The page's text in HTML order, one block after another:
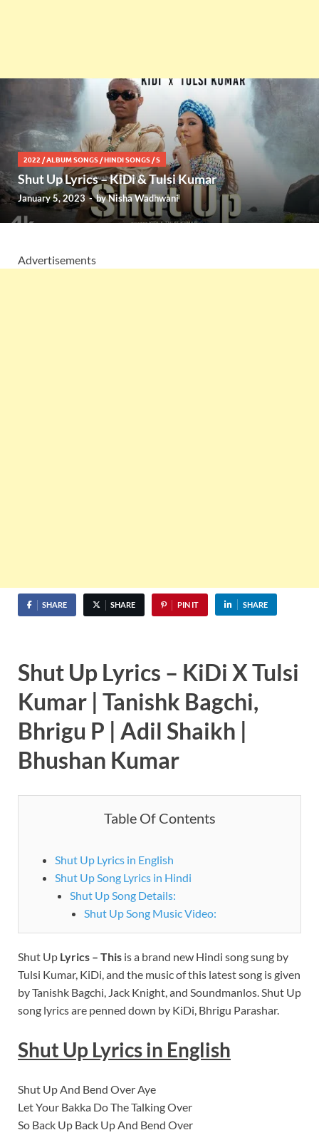
2022 /ALBUM SONGS /HINDI SONGS /S
Shut Up Lyrics – KiDi & Tulsi Kumar
January 5, 2023-byNisha Wadhwani
Advertisements
SHARE SHARE PIN IT SHARE
Shut Up Lyrics – KiDi X Tulsi
Kumar | Tanishk Bagchi,
Bhrigu P | Adil Shaikh |
Bhushan Kumar
Table Of Contents
Shut Up Lyrics in English
Shut Up Song Lyrics in Hindi
Shut Up Song Details:
Shut Up Song Music Video:
Shut Up Lyrics – This is a brand new Hindi song sung by
Tulsi Kumar, KiDi, and the music of this latest song is given
by Tanishk Bagchi, Jack Knight, and Soundmanlos. Shut Up
song lyrics are penned down by KiDi, Bhrigu Parashar.
Shut Up Lyrics in English
Shut Up And Bend Over Aye
Let Your Bakka Do The Talking Over
So Back Up Back Up And Bend Over